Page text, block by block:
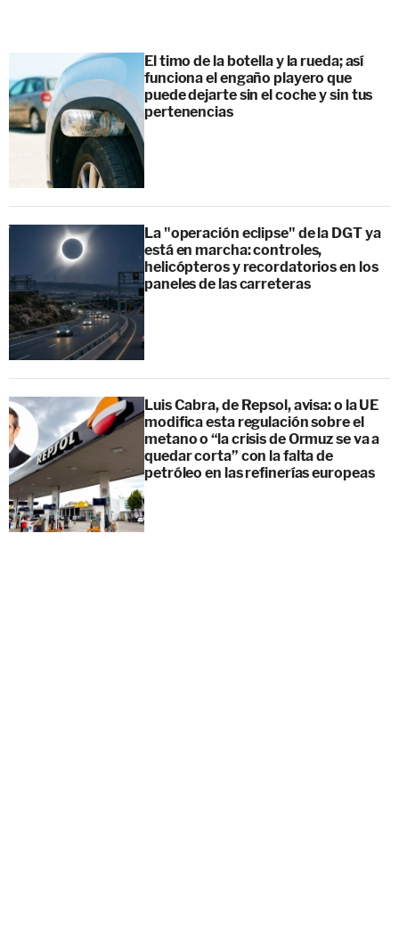
El timo de la botella y la rueda; así
funciona el engaño playero que
puede dejarte sin el coche y sin tus
pertenencias
La "operación eclipse" de la DGT ya
está en marcha: controles,
helicópteros y recordatorios en los
paneles de las carreteras
Luis Cabra, de Repsol, avisa: o la UE
modifica esta regulación sobre el
metano o “la crisis de Ormuz se va a
quedar corta” con la falta de
petróleo en las refinerías europeas